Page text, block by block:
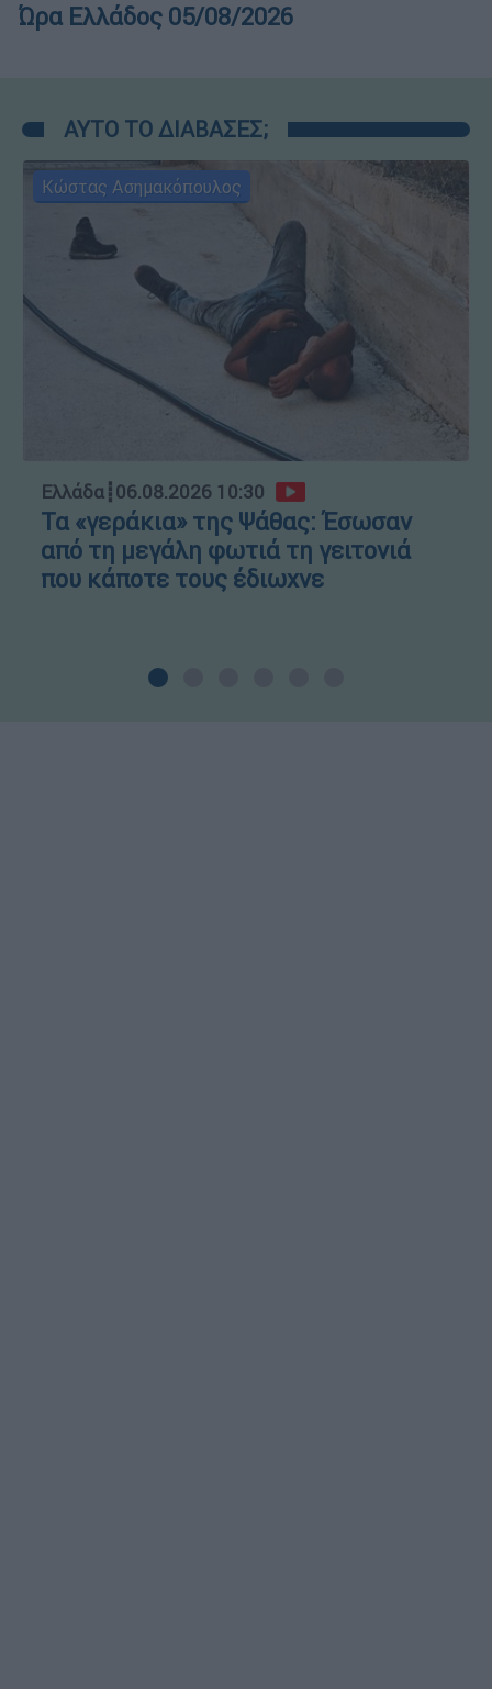
Ώρα Ελλάδος 05/08/2026
ΑΥΤΟ ΤΟ ΔΙΑΒΑΣΕΣ;
Κώστας Ασημακόπουλος
Ελλάδα┋06.08.2026 10:30
Τα «γεράκια» της Ψάθας: Έσωσαν
από τη μεγάλη φωτιά τη γειτονιά
που κάποτε τους έδιωχνε